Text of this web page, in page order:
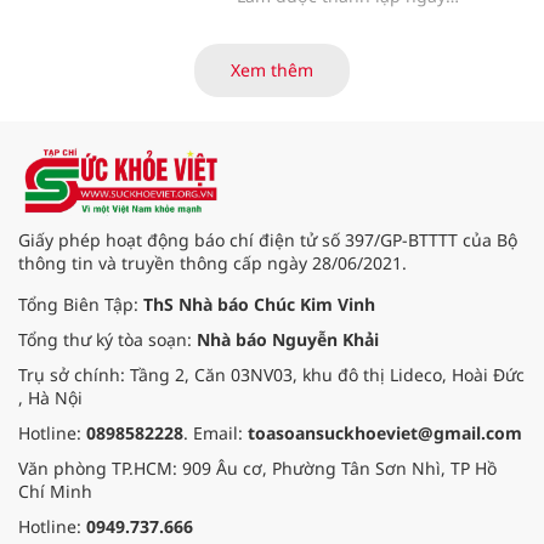
tục khẳng định vị thế của một cơ
vững của đất nước.
Xem thêm
Giấy phép hoạt động báo chí điện tử số 397/GP-BTTTT của Bộ
thông tin và truyền thông cấp ngày 28/06/2021.
Tổng Biên Tập: ThS Nhà báo Chúc Kim Vinh
Tổng thư ký tòa soạn: Nhà báo Nguyễn Khải
Trụ sở chính: Tầng 2, Căn 03NV03, khu đô thị Lideco, Hoài Đức
, Hà Nội
Hotline: 0898582228. Email: toasoansuckhoeviet@gmail.com
Văn phòng TP.HCM: 909 Âu cơ, Phường Tân Sơn Nhì, TP Hồ
Chí Minh
Hotline: 0949.737.666